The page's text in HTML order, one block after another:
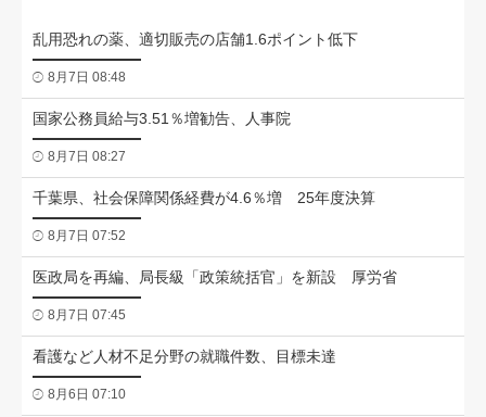
乱用恐れの薬、適切販売の店舗1.6ポイント低下
8月7日 08:48
国家公務員給与3.51％増勧告、人事院
8月7日 08:27
千葉県、社会保障関係経費が4.6％増 25年度決算
8月7日 07:52
医政局を再編、局長級「政策統括官」を新設 厚労省
8月7日 07:45
看護など人材不足分野の就職件数、目標未達
8月6日 07:10